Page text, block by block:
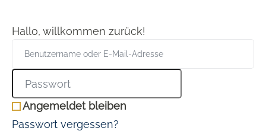
Hallo, willkommen zurück!
Angemeldet bleiben
Passwort vergessen?